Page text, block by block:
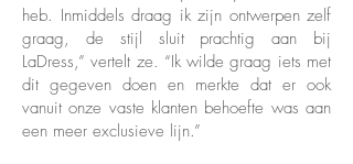
heb. Inmiddels draag ik zijn ontwerpen zelf
graag, de stijl sluit prachtig aan bij
LaDress,” vertelt ze. “Ik wilde graag iets met
dit gegeven doen en merkte dat er ook
vanuit onze vaste klanten behoefte was aan
een meer exclusieve lijn.”